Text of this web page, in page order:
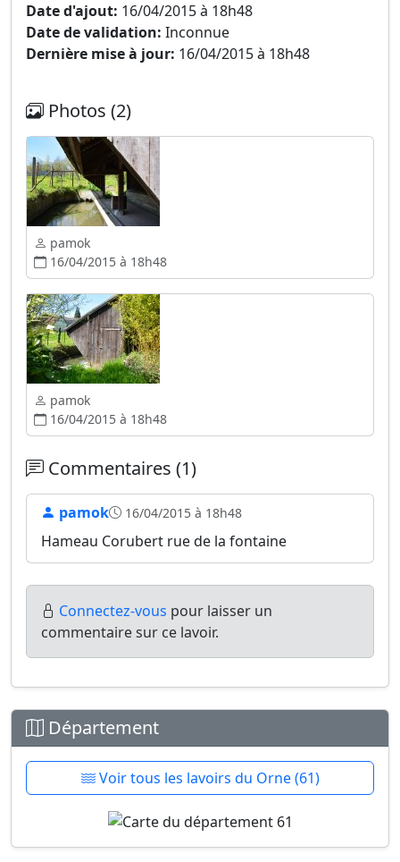
Date d'ajout: 16/04/2015 à 18h48
Date de validation: Inconnue
Dernière mise à jour: 16/04/2015 à 18h48
Photos (2)
pamok
16/04/2015 à 18h48
pamok
16/04/2015 à 18h48
Commentaires (1)
pamok 16/04/2015 à 18h48
Hameau Corubert rue de la fontaine
Connectez-vous pour laisser un
commentaire sur ce lavoir.
Département
Voir tous les lavoirs du Orne (61)